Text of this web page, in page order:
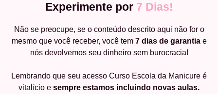
Experimente por 7 Dias!
Não se preocupe, se o conteúdo descrito aqui não for o
mesmo que você receber, você tem 7 dias de garantiae
nós devolvemos seu dinheiro sem burocracia!
Lembrando que seu acesso Curso Escola da Manicure é
vitalício e sempre estamos incluindo novas aulas.